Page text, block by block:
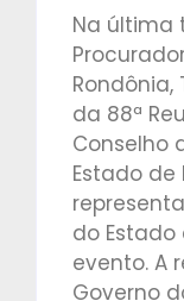
Na última
da 88ª
Conselho
Estado de
do Estado
evento. A
Governo